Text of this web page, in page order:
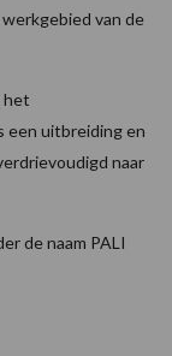
van de
het
een uitbreiding en
naar
de naam PALI